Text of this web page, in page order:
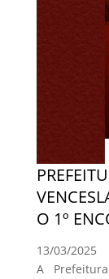
O 1º
13/03/2025
A